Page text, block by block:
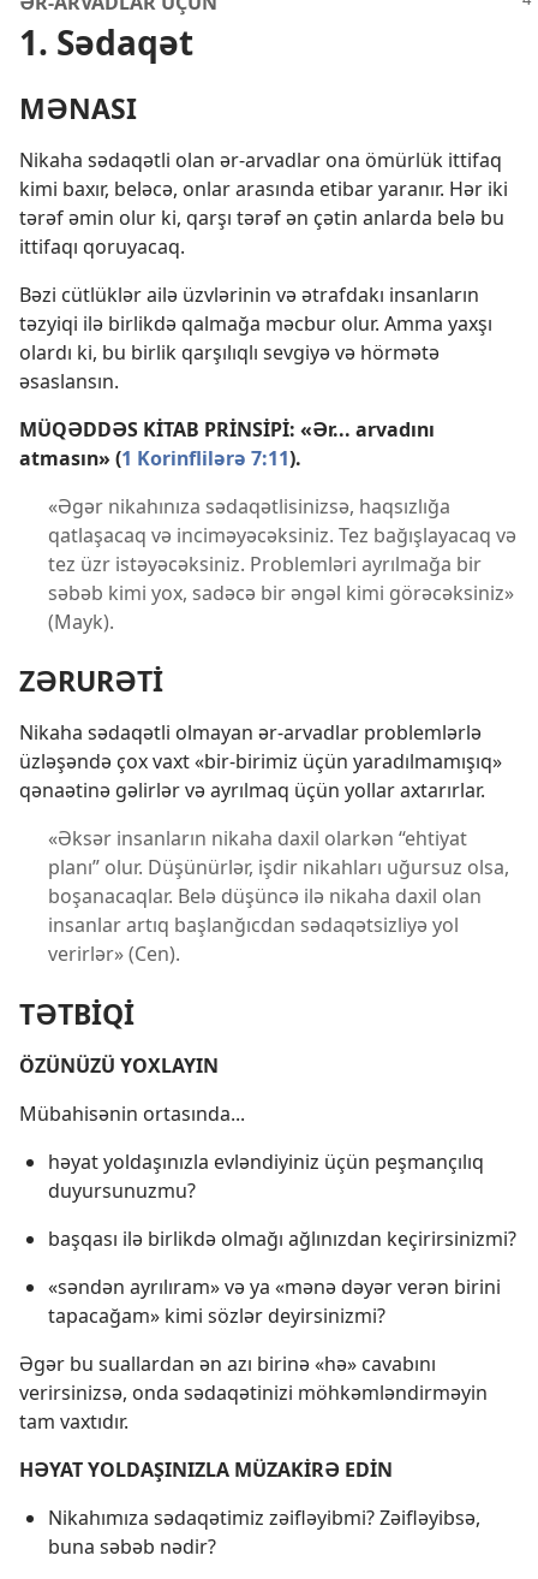
1. Sədaqət
MƏNASI
Nikaha sədaqətli olan ər-arvadlar ona ömürlük ittifaq
kimi baxır, beləcə, onlar arasında etibar yaranır. Hər iki
tərəf əmin olur ki, qarşı tərəf ən çətin anlarda belə bu
ittifaqı qoruyacaq.
Bəzi cütlüklər ailə üzvlərinin və ətrafdakı insanların
təzyiqi ilə birlikdə qalmağa məcbur olur. Amma yaxşı
olardı ki, bu birlik qarşılıqlı sevgiyə və hörmətə
əsaslansın.
MÜQƏDDƏS KİTAB PRİNSİPİ: «Ər... arvadını
atmasın» (1 Korinflilərə 7:11).
«Əgər nikahınıza sədaqətlisinizsə, haqsızlığa
qatlaşacaq və inciməyəcəksiniz. Tez bağışlayacaq və
tez üzr istəyəcəksiniz. Problemləri ayrılmağa bir
səbəb kimi yox, sadəcə bir əngəl kimi görəcəksiniz»
(Mayk).
ZƏRURƏTİ
Nikaha sədaqətli olmayan ər-arvadlar problemlərlə
üzləşəndə çox vaxt «bir-birimiz üçün yaradılmamışıq»
qənaətinə gəlirlər və ayrılmaq üçün yollar axtarırlar.
«Əksər insanların nikaha daxil olarkən “ehtiyat
planı” olur. Düşünürlər, işdir nikahları uğursuz olsa,
boşanacaqlar. Belə düşüncə ilə nikaha daxil olan
insanlar artıq başlanğıcdan sədaqətsizliyə yol
verirlər» (Cen).
TƏTBİQİ
ÖZÜNÜZÜ YOXLAYIN
Mübahisənin ortasında...
həyat yoldaşınızla evləndiyiniz üçün peşmançılıq
duyursunuzmu?
başqası ilə birlikdə olmağı ağlınızdan keçirirsinizmi?
«səndən ayrılıram» və ya «mənə dəyər verən birini
tapacağam» kimi sözlər deyirsinizmi?
Əgər bu suallardan ən azı birinə «hə» cavabını
verirsinizsə, onda sədaqətinizi möhkəmləndirməyin
tam vaxtıdır.
HƏYAT YOLDAŞINIZLA MÜZAKİRƏ EDİN
Nikahımıza sədaqətimiz zəifləyibmi? Zəifləyibsə,
buna səbəb nədir?